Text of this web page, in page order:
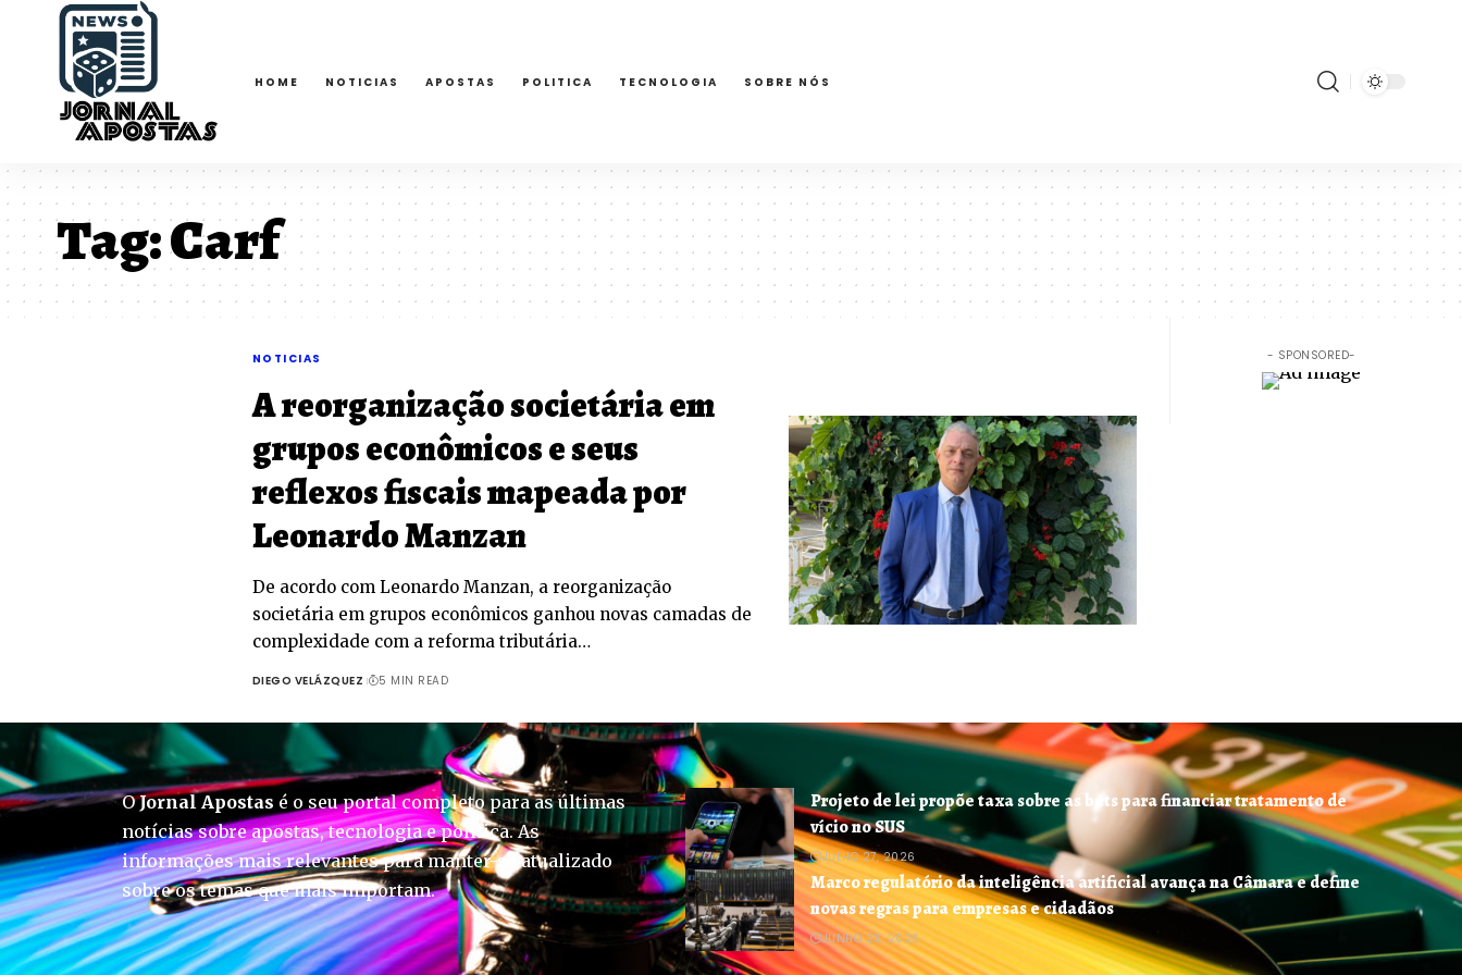
HOME NOTICIAS APOSTAS POLITICA TECNOLOGIA SOBRE NÓS
Tag:Carf
NOTICIAS
A reorganização societária em
grupos econômicos e seus
reflexos fiscais mapeada por
Leonardo Manzan
De acordo com Leonardo Manzan, a reorganização
societária em grupos econômicos ganhou novas camadas de
complexidade com a reforma tributária…
DIEGO VELÁZQUEZ 5 MIN READ
- SPONSORED-
OJornal Apostas é o seu portal completo para as últimas
notícias sobre apostas, tecnologia e política. As
informações mais relevantes para manter-se atualizado
sobre os temas que mais importam.
Projeto de lei propõe taxa sobre as bets para financiar tratamento de
vício no SUS
JULHO 27, 2026
Marco regulatório da inteligência artificial avança na Câmara e define
novas regras para empresas e cidadãos
JUNHO 23, 2026